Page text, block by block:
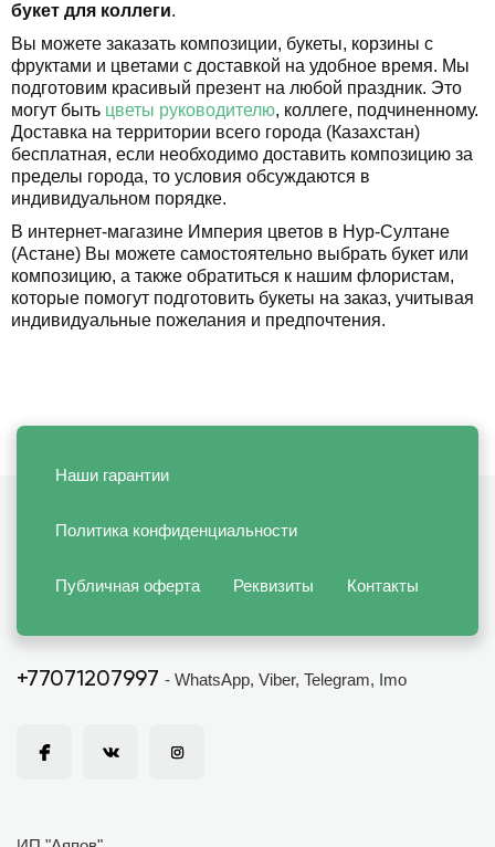
букет для коллеги.
Вы можете заказать композиции, букеты, корзины с
фруктами и цветами с доставкой на удобное время. Мы
подготовим красивый презент на любой праздник. Это
могут быть цветы руководителю, коллеге, подчиненному.
Доставка на территории всего города (Казахстан)
бесплатная, если необходимо доставить композицию за
пределы города, то условия обсуждаются в
индивидуальном порядке.
В интернет-магазине Империя цветов в Нур-Султане
(Астане) Вы можете самостоятельно выбрать букет или
композицию, а также обратиться к нашим флористам,
которые помогут подготовить букеты на заказ, учитывая
индивидуальные пожелания и предпочтения.
Наши гарантии
Политика конфиденциальности
Публичная оферта Реквизиты Контакты
+77071207997 - WhatsApp, Viber, Telegram, Imo